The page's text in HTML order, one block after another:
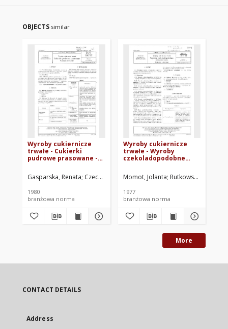
OBJECTS similar
Wyroby cukiernicze
trwałe - Cukierki
pudrowe prasowane -
BN-79/8092-04
Gasparska, Renata Czechowska, Janina Zjednoczenie
1980
branżowa norma
Wyroby cukiernicze
trwałe - Wyroby
czekoladopodobne
Wymagania wspólne
BN-76/8097-11
Momot, Jolanta Rutkowski, Janusz
1977
branżowa norma
More
CONTACT DETAILS
Address